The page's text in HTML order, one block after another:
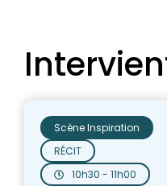
10h30 - 11h00
RÉCIT
Scène Inspiration